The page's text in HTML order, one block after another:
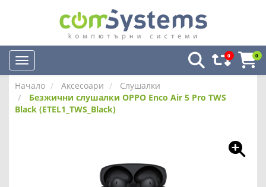
0 0
Начало Аксесоари
Слушалки
Безжични слушалки OPPO Enco Air 5 Pro TWS
Black (ETEL1_TWS_Black)